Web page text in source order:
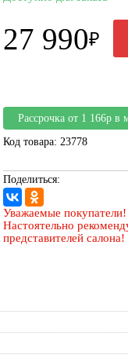
27 990₽
Рассрочка от 1 166р в
Код товара: 23778
Поделиться:
Уважаемые покупатели!
Настоятельно
представителей салона!